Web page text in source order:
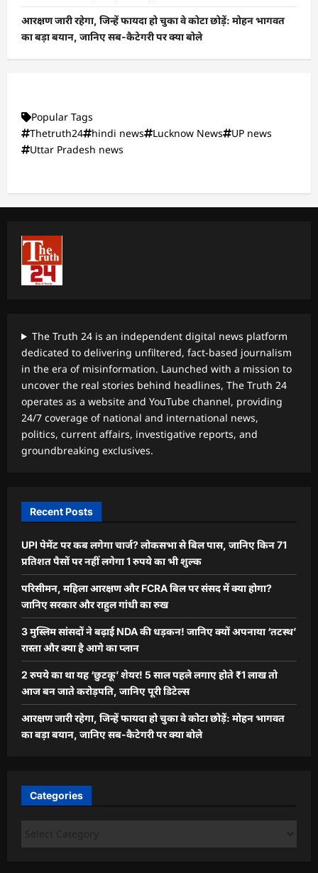
आरक्षण जारी रहेगा, जिन्हें फायदा हो चुका वे कोटा छोड़ें: मोहन भागवत
का बड़ा बयान, जानिए सब-कैटेगरी पर क्या बोले
Popular Tags
Thetruth24
hindi news Lucknow News
UP news
Uttar Pradesh news
The Truth 24 is an independent digital news platform
dedicated to delivering unfiltered, fact-based journalism
in the era of misinformation. Launched with a mission to
uncover the real stories behind headlines, The Truth 24
operates as a website and YouTube channel, providing
24/7 coverage of national and international news,
politics, current affairs, investigative reports, and
groundbreaking exclusives.
Recent Posts
UPI पेमेंट पर कब लगेगा चार्ज? लोकसभा से बिल पास, जानिए किन 71
प्रतिशत पैसों पर नहीं लगेगा 1 रुपये का भी शुल्क
परिसीमन, महिला आरक्षण और FCRA बिल पर संसद में क्या होगा?
जानिए सरकार और राहुल गांधी का रुख
3 मुस्लिम सांसदों ने बढ़ाई NDA की धड़कन! जानिए क्यों अपनाया ‘तटस्थ’
रास्ता और क्या है आगे का प्लान
2 रुपये का था यह ‘छुटकू’ शेयर! 5 साल पहले लगाए होते ₹1 लाख तो
आज बन जाते करोड़पति, जानिए पूरी डिटेल्स
आरक्षण जारी रहेगा, जिन्हें फायदा हो चुका वे कोटा छोड़ें: मोहन भागवत
का बड़ा बयान, जानिए सब-कैटेगरी पर क्या बोले
Categories